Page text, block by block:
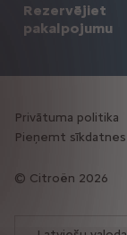
Rezervējiet
pakalpojumu
Citroën 2026
Privātuma politika
Pieņemt sīkdatnes